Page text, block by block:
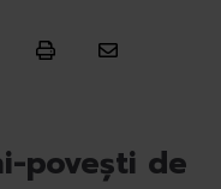
povești de